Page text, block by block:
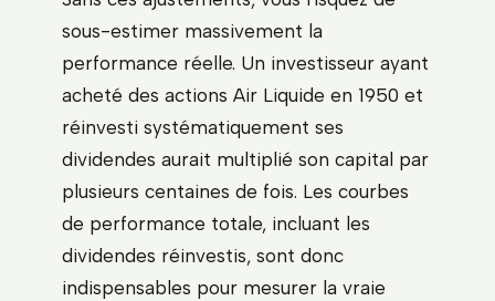
sous-estimer massivement la
performance réelle. Un investisseur ayant
acheté des actions Air Liquide en 1950 et
réinvesti systématiquement ses
dividendes aurait multiplié son capital par
plusieurs centaines de fois. Les courbes
de performance totale, incluant les
dividendes réinvestis, sont donc
indispensables pour mesurer la vraie